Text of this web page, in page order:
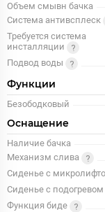
Объем смывн бачка
Система антивсплеск
Требуется система
инсталляции
Подвод воды
Функции
Безободковый
Оснащение
Наличие бачка
Механизм слива
Сиденье с
Сиденье с подогревом
Функция биде